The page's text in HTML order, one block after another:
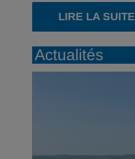
LIRE LA SUITE
Actualités